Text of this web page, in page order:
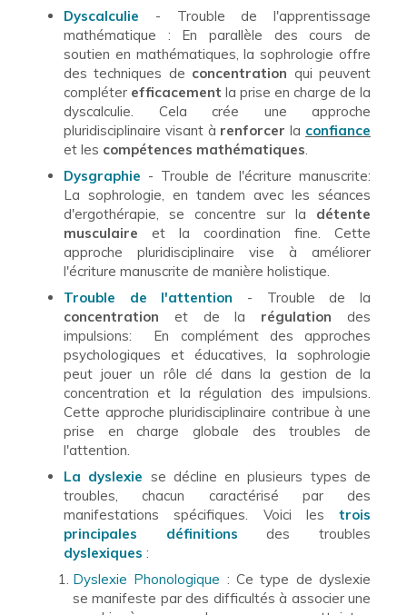
Dyscalculie - Trouble de l'apprentissage
mathématique : En parallèle des cours de
soutien en mathématiques, la sophrologie offre
des techniques de concentration qui peuvent
compléter efficacement la prise en charge de la
dyscalculie. Cela crée une approche
pluridisciplinaire visant à renforcerla confiance
et les compétences mathématiques.
Dysgraphie - Trouble de l'écriture manuscrite:
La sophrologie, en tandem avec les séances
d'ergothérapie, se concentre sur la détente
musculaire et la coordination fine. Cette
approche pluridisciplinaire vise à améliorer
l'écriture manuscrite de manière holistique.
Trouble de l'attention - Trouble de la
concentration et de la régulation des
impulsions: En complément des approches
psychologiques et éducatives, la sophrologie
peut jouer un rôle clé dans la gestion de la
concentration et la régulation des impulsions.
Cette approche pluridisciplinaire contribue à une
prise en charge globale des troubles de
l'attention.
La dyslexie se décline en plusieurs types de
troubles, chacun caractérisé par des
manifestations spécifiques. Voici les trois
principales définitions des troubles
dyslexiques :
Dyslexie Phonologique : Ce type de dyslexie
se manifeste par des difficultés à associer une